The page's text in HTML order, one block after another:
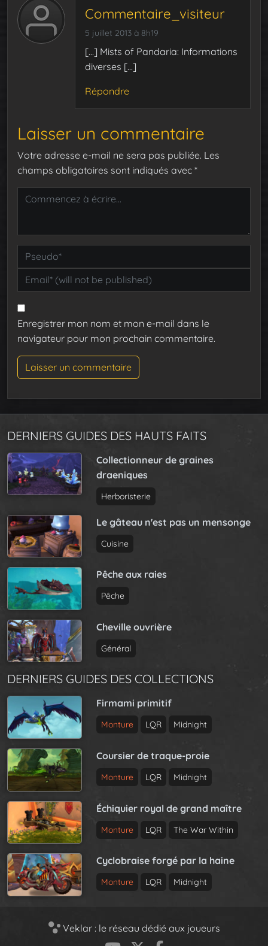
Commentaire_visiteur
5 juillet 2013 à 8h19
[…] Mists of Pandaria: Informations
diverses […]
Répondre
Laisser un commentaire
Votre adresse e-mail ne sera pas publiée. Les
champs obligatoires sont indiqués avec *
Enregistrer mon nom et mon e-mail dans le
navigateur pour mon prochain commentaire.
DERNIERS GUIDES DES HAUTS FAITS
Collectionneur de graines
draeniques
Herboristerie
Le gâteau n'est pas un mensonge
Cuisine
Pêche aux raies
Pêche
Cheville ouvrière
Général
DERNIERS GUIDES DES COLLECTIONS
Firmami primitif
Monture LQR Midnight
Coursier de traque-proie
Monture LQR Midnight
Échiquier royal de grand maître
Monture LQR The War Within
Cyclobraise forgé par la haine
Monture LQR Midnight
Veklar : le réseau dédié aux joueurs